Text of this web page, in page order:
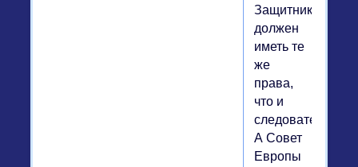
Защитник
должен
иметь те
же
права,
что и
следователь.
А Совет
Европы